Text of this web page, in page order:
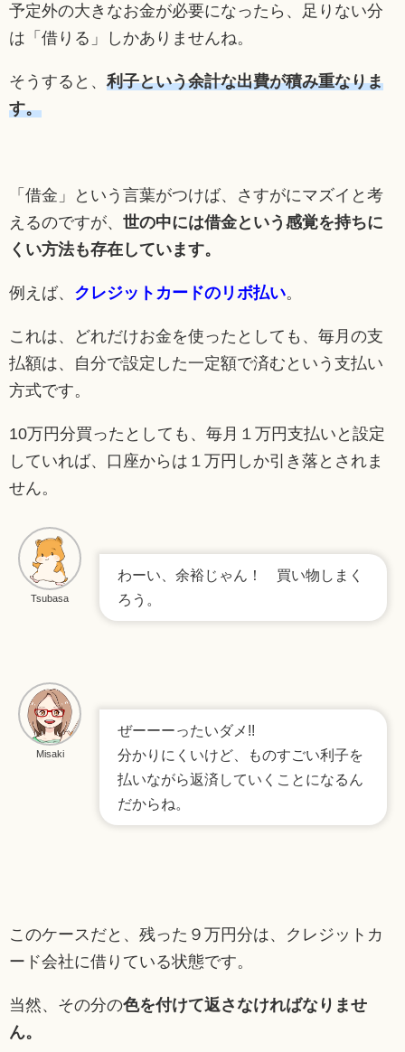
予定外の大きなお金が必要になったら、足りない分
は「借りる」しかありませんね。
そうすると、 利子という余計な出費が積み重なりま
す。
「借金」という言葉がつけば、さすがにマズイと考
えるのですが、 世の中には借金という感覚を持ちに
くい方法も存在しています。
例えば、 クレジットカードのリボ払い。
これは、どれだけお金を使ったとしても、毎月の支
払額は、自分で設定した一定額で済むという支払い
方式です。
10万円分買ったとしても、毎月１万円支払いと設定
していれば、口座からは１万円しか引き落とされま
せん。
Tsubasa
わーい、余裕じゃん！ 買い物しまく
ろう。
Misaki
ぜーーーったいダメ!!
分かりにくいけど、ものすごい利子を
払いながら返済していくことになるん
だからね。
このケースだと、残った９万円分は、クレジットカ
ード会社に借りている状態です。
当然、その分の色を付けて返さなければなりませ
ん。